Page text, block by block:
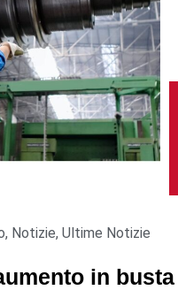
, Notizie, Ultime Notizie
in busta